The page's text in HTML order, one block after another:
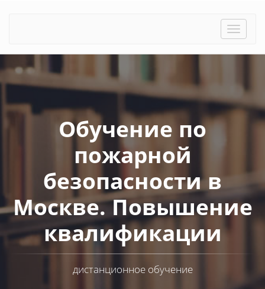
Toggle
Обучение по
пожарной
безопасности в
Москве. Повышение
квалификации
дистанционное обучение